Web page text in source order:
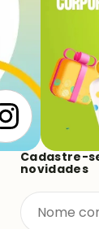
Cadastre-
novidades